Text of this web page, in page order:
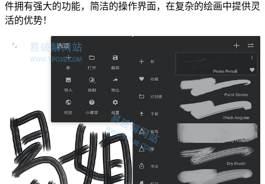
件拥有强大的功能，简洁的操作界面，在复杂的绘画中提供灵
活的优势！